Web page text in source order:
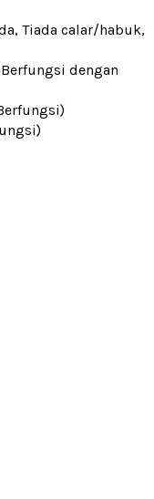
Tiada calar/habuk,
dengan